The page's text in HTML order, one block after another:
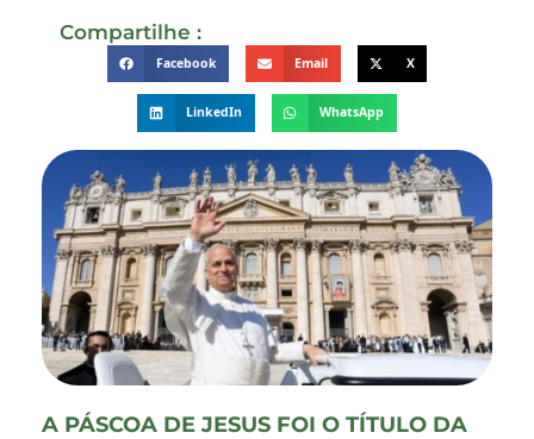
Compartilhe :
Facebook Email X
LinkedIn WhatsApp
A PÁSCOA DE JESUS FOI O TÍTULO DA